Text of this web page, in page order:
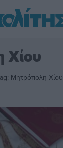
Χίου
Μητρόπολη Χίου